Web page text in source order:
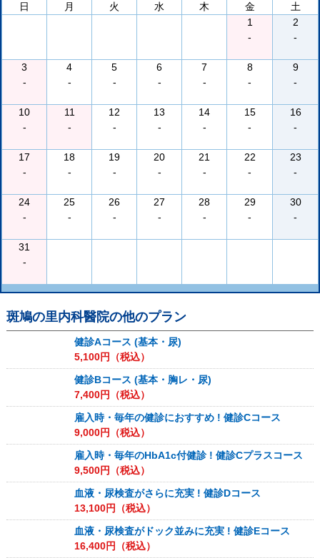
日
月 火 水 木 金
土
1
-
2
-
3
-
4
-
5
-
6
-
7
-
8
-
9
-
10
-
11
-
12
-
13
-
14
-
15
-
16
-
17
-
18
-
19
-
20
-
21
-
22
-
23
-
24
-
25
-
26
-
27
-
28
-
29
-
30
-
31
-
斑鳩の里内科醫院の他のプラン
健診Aコース (基本・尿)
5,100円（税込）
健診Bコース (基本・胸レ・尿)
7,400円（税込）
雇入時・毎年の健診におすすめ ! 健診Cコース
9,000円（税込）
雇入時・毎年のHbA1c付健診 ! 健診Cプラスコース
9,500円（税込）
血液・尿検査がさらに充実 ! 健診Dコース
13,100円（税込）
血液・尿検査がドック並みに充実 ! 健診Eコース
16,400円（税込）